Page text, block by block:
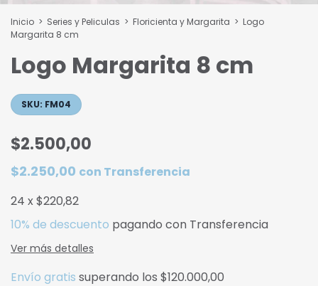
Inicio > Series y Peliculas > Floricienta y Margarita > Logo
Margarita 8 cm
Logo Margarita 8 cm
SKU: FM04
$2.500,00
$2.250,00 con Transferencia
24 x$220,82
10% de descuento pagando con Transferencia
Ver más detalles
Envío gratis superando los $120.000,00